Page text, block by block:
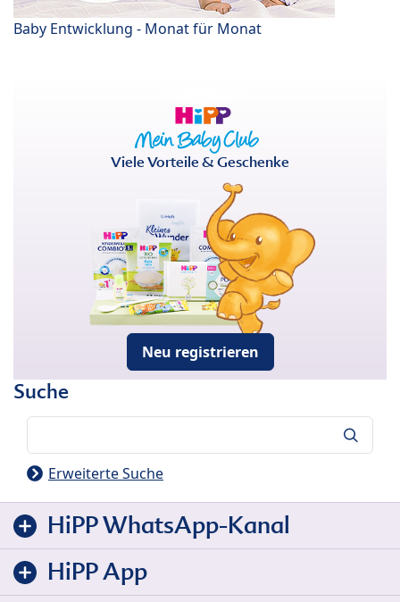
Baby Entwicklung - Monat für Monat
Viele Vorteile & Geschenke
Neu registrieren
Suche
Erweiterte Suche
HiPP WhatsApp-Kanal
HiPP App